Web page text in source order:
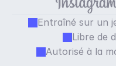
Entraîné sur un
Libre de
Autorisé à la